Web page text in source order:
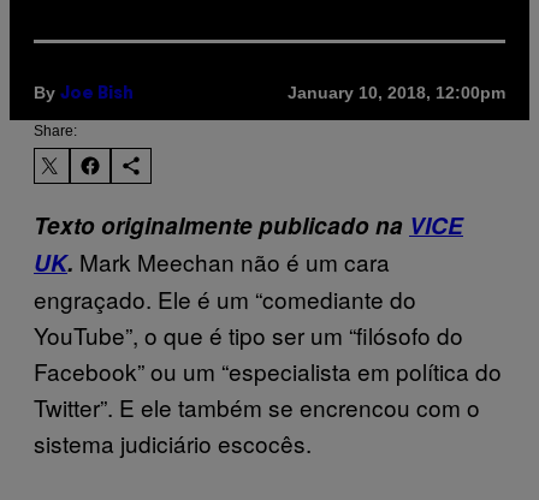
By Joe Bish January 10, 2018, 12:00pm
Share:
Texto originalmente publicado na VICE
UK. Mark Meechan não é um cara
engraçado. Ele é um “comediante do
YouTube”, o que é tipo ser um “filósofo do
Facebook” ou um “especialista em política do
Twitter”. E ele também se encrencou com o
sistema judiciário escocês.